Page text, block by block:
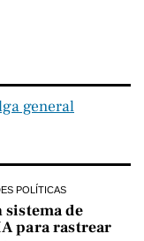
general
POLÍTICAS
de
para rastrear